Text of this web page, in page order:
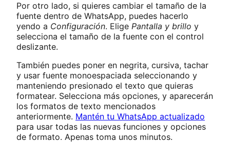
Por otro lado, si quieres cambiar el tamaño de la
fuente dentro de WhatsApp, puedes hacerlo
yendo a Configuración. Elige Pantalla y brillo y
selecciona el tamaño de la fuente con el control
deslizante.
También puedes poner en negrita, cursiva, tachar
y usar fuente monoespaciada seleccionando y
manteniendo presionado el texto que quieras
formatear. Selecciona más opciones, y aparecerán
los formatos de texto mencionados
anteriormente. Mantén tu WhatsApp actualizado
para usar todas las nuevas funciones y opciones
de formato. Apenas toma unos minutos.